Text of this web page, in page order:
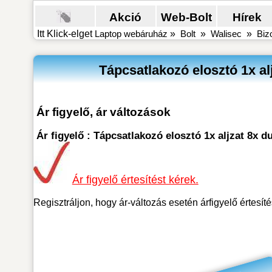
Akció Web-Bolt Hírek
Itt Klick-elget Laptop webáruház » Bolt» Walisec »
Tápcsatlakozó elosztó 1x
Ár figyelő, ár változások
Ár figyelő : Tápcsatlakozó elosztó 1x aljzat 8x
Ár figyelő értesítést kérek.
Regisztráljon, hogy ár-változás esetén árfigyelő